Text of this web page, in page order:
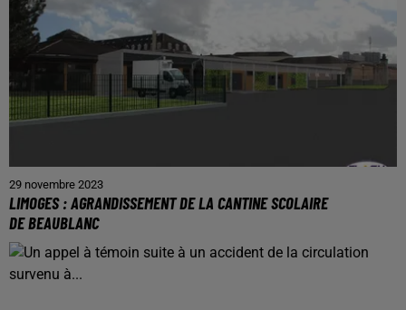
29 novembre 2023
LIMOGES : AGRANDISSEMENT DE LA CANTINE SCOLAIRE
DE BEAUBLANC